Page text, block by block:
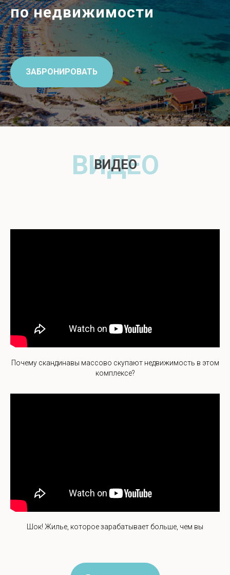
по недвижимости
ЗАБРОНИРОВАТЬ
ВИДЕО
ВИДЕО
Почему скандинавы массово скупают недвижимость в этом
комплексе?
Шок! Жилье, которое зарабатывает больше, чем вы